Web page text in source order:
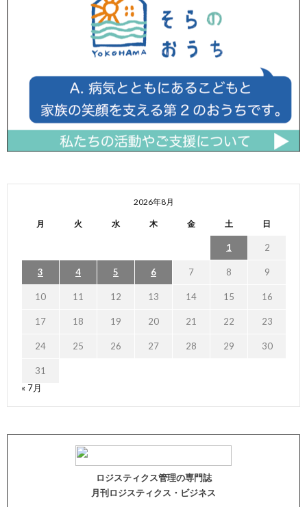
2026年8月
月 火 水 木 金 土 日
1 2
3 4 5 6 7 8 9
10 11 12 13 14 15 16
17 18 19 20 21 22 23
24 25 26 27 28 29 30
31
« 7月
ロジスティクス管理の専門誌
月刊ロジスティクス・ビジネス